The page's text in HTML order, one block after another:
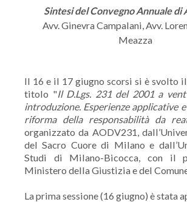
Sintesi del Convegno Annuale di
Avv. Ginevra Campalani, Avv.
Meazza
Il 16 e il 17 giugno scorsi si è svolto
titolo "Il D.Lgs. 231 del 2001 a
introduzione. Esperienze applicative
riforma della responsabilità da
organizzato da AODV231,
del Sacro Cuore di Milano e
Studi di Milano-Bicocca, con il
Ministero della Giustizia e del
La prima sessione (16 giugno) è stata